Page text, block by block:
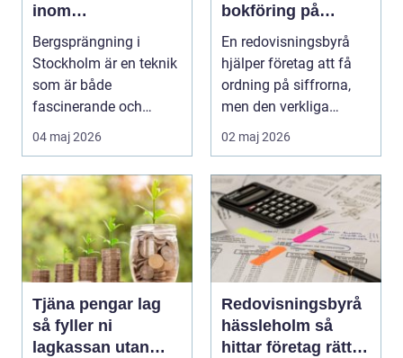
inom
byggindustrin
Bergsprängning i
Stockholm är en teknik
som är både
fascinerande och
avgör...
04 maj 2026
bokföring på
autopilot
En redovisningsbyrå
hjälper företag att få
ordning på siffrorna,
men den verkliga
styrkan ligger i a...
02 maj 2026
Tjäna pengar lag
så fyller ni
lagkassan utan
Redovisningsbyrå
hässleholm så
hittar företag rätt